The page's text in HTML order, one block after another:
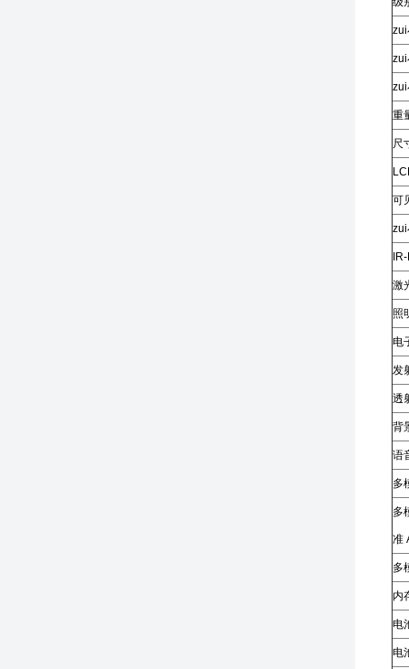
zui
zui
zui
重
尺
可
zui
激
照
电
发
透
背
语
多
多
准
多
内
电
电